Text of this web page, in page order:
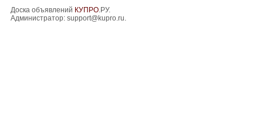
Доска объявлений КУПРО.РУ.
Администратор: support@kupro.ru.